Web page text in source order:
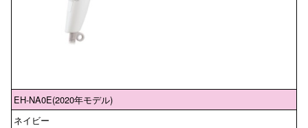
EH-NA0E(2020年モデル)
ネイビー